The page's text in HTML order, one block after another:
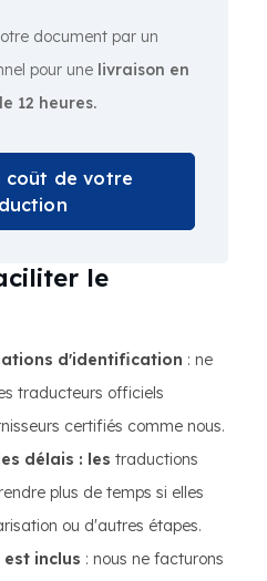
document par un
pour une livraison en
12 heures.
coût de votre
le
d'identification : ne
traducteurs officiels
certifiés comme nous.
délais : les traductions
plus de temps si elles
ou d'autres étapes.
est inclus : nous ne facturons